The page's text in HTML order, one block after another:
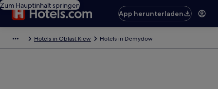
Zum Hauptinhalt springen
App herunterladen
Hotels in Oblast Kiew Hotels in Demydow